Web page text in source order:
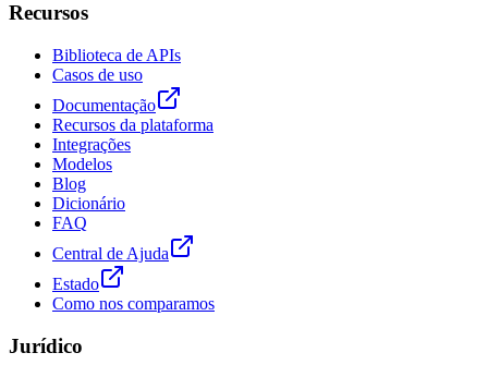
Recursos
Biblioteca de APIs
Casos de uso
Documentação
Recursos da plataforma
Integrações
Modelos
Blog
Dicionário
FAQ
Central de Ajuda
Estado
Como nos comparamos
Jurídico